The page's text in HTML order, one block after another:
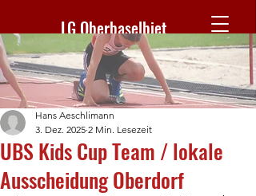
LG Oberbaselbiet
UBS Kids Cup Team / lokale
Ausscheidung Oberdorf
Hans Aeschlimann
3. Dez. 2025 2 Min. Lesezeit